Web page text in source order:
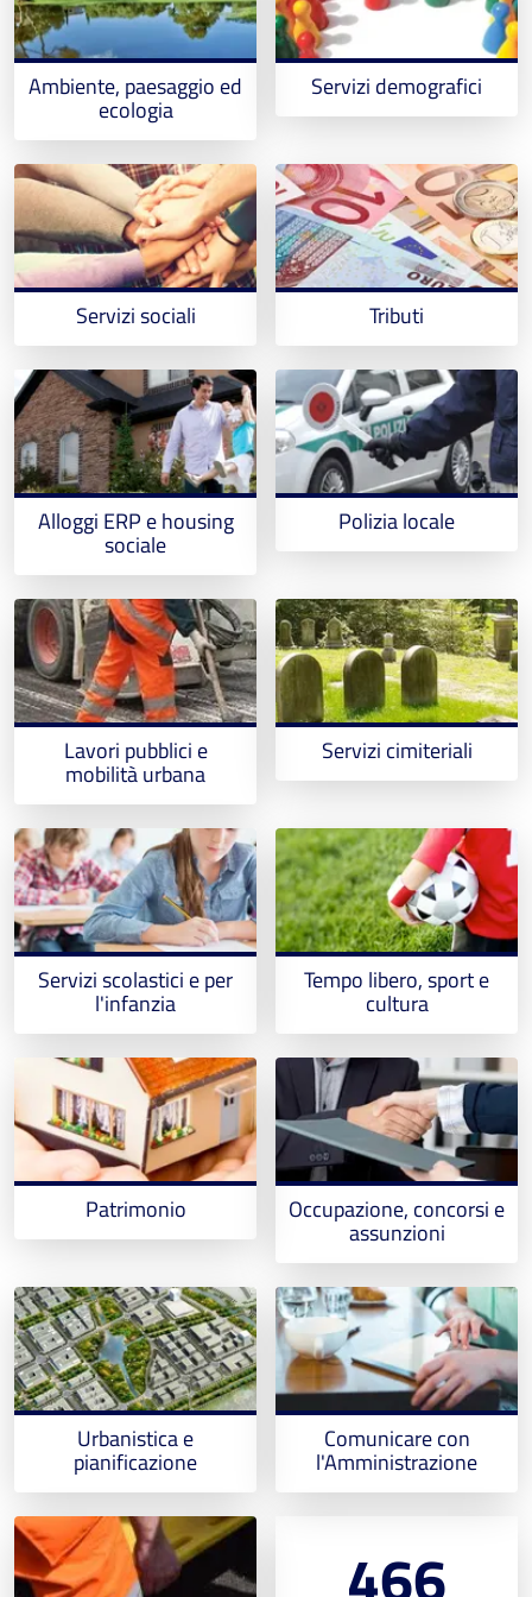
Ambiente, paesaggio ed
ecologia
Servizi demografici
Servizi sociali Tributi
Alloggi ERP e housing
sociale
Polizia locale
Lavori pubblici e
mobilità urbana
Servizi cimiteriali
Servizi scolastici e per
l'infanzia
Tempo libero, sport e
cultura
Patrimonio Occupazione, concorsi e
assunzioni
Urbanistica e
pianificazione
Comunicare con
l'Amministrazione